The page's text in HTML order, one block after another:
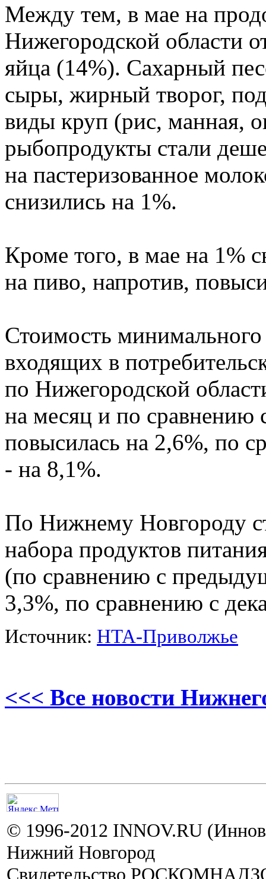
Между тем, в мае на
Нижегородской области
яйца (14%). Сахарный
сыры, жирный творог,
виды круп (рис, манная,
рыбопродукты стали
на пастеризованное
снизились на 1%.
Кроме того, в мае на 1%
на пиво, напротив,
Стоимость
входящих в
по Нижегородской
на месяц и по
повысилась на 2,6%, по
- на 8,1%.
По Нижнему Новгороду
набора продуктов
(по сравнению с
3,3%, по сравнению с
Источник: НТА-Приволжье
<<< Все новости
© 1996-2012 INNOV.RU
Нижний Новгород
Свидетельство